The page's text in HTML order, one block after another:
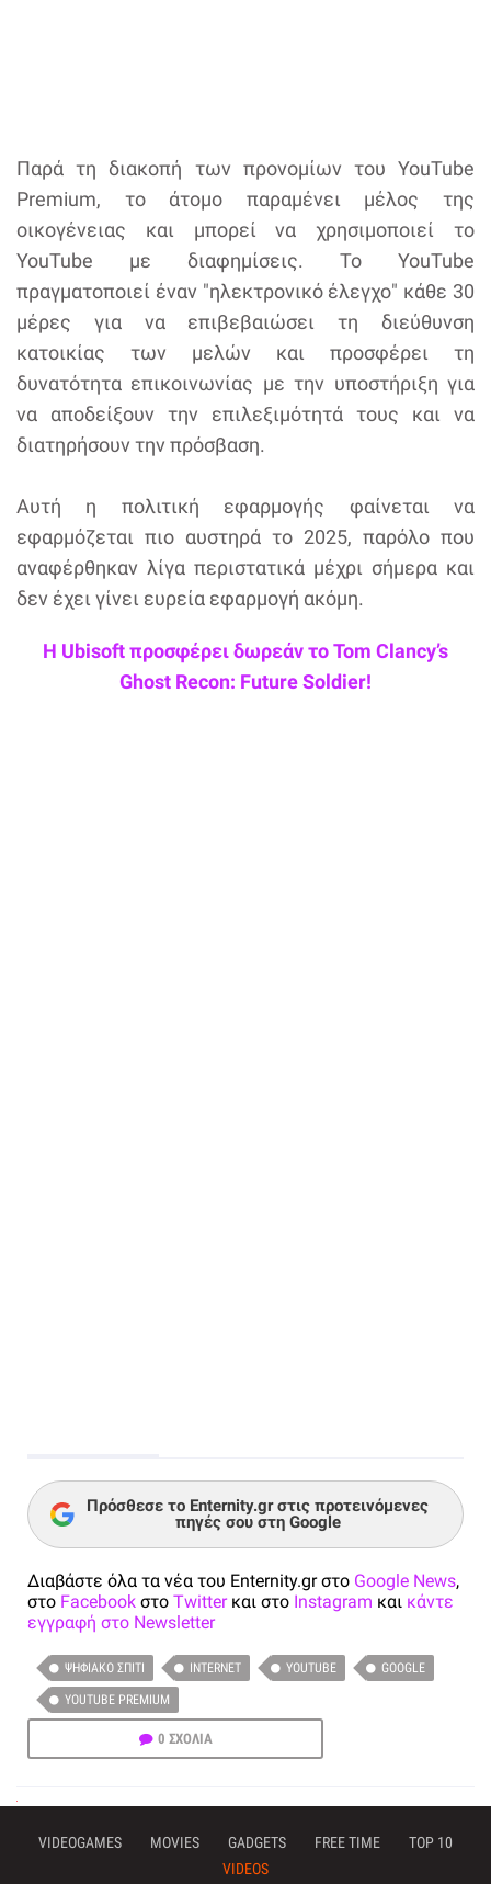
Παρά τη διακοπή των προνομίων του YouTube
Premium, το άτομο παραμένει μέλος της
οικογένειας και μπορεί να χρησιμοποιεί το
YouTube με διαφημίσεις. Το YouTube
πραγματοποιεί έναν "ηλεκτρονικό έλεγχο" κάθε 30
μέρες για να επιβεβαιώσει τη διεύθυνση
κατοικίας των μελών και προσφέρει τη
δυνατότητα επικοινωνίας με την υποστήριξη για
να αποδείξουν την επιλεξιμότητά τους και να
διατηρήσουν την πρόσβαση.
Αυτή η πολιτική εφαρμογής φαίνεται να
εφαρμόζεται πιο αυστηρά το 2025, παρόλο που
αναφέρθηκαν λίγα περιστατικά μέχρι σήμερα και
δεν έχει γίνει ευρεία εφαρμογή ακόμη.
Η Ubisoft προσφέρει δωρεάν το Tom Clancy’s
Ghost Recon: Future Soldier!
Πρόσθεσε το Enternity.gr στις προτεινόμενες
πηγές σου στη Google
Διαβάστε όλα τα νέα του Enternity.gr στο Google News,
στο Facebook στο Twitterκαι στο Instagram και κάντε
εγγραφή στο Newsletter
ΨΗΦΙΑΚΌ ΣΠΊΤΙ INTERNET YOUTUBE GOOGLE
YOUTUBE PREMIUM
0 ΣΧΟΛΙΑ
VIDEOGAMES MOVIES GADGETS FREE TIME
TOP 10
VIDEOS